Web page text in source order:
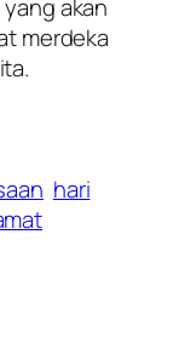
akan
merdeka
hari